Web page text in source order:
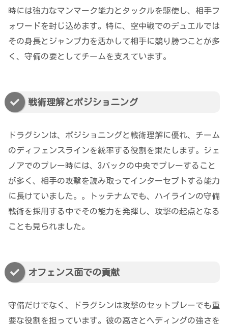
時には強力なマンマーク能力とタックルを駆使し、相手フ
ォワードを封じ込めます。特に、空中戦でのデュエルでは
その身長とジャンプ力を活かして相手に競り勝つことが多
く、守備の要としてチームを支えています。
戦術理解とポジショニング
ドラグシンは、ポジショニングと戦術理解に優れ、チーム
のディフェンスラインを統率する役割を果たします。ジェ
ノアでのプレー時には、3バックの中央でプレーすること
が多く、相手の攻撃を読み取ってインターセプトする能力
に長けていました。。トッテナムでも、ハイラインの守備
戦術を採用する中でその能力を発揮し、攻撃の起点となる
ことも見られました。
オフェンス面での貢献
守備だけでなく、ドラグシンは攻撃のセットプレーでも重
要な役割を担っています。彼の高さとヘディングの強さを